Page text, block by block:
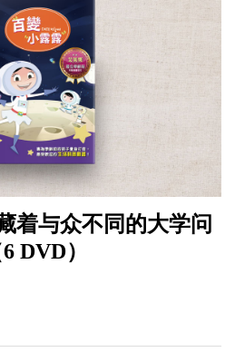
着与众不同的大学问
DVD）